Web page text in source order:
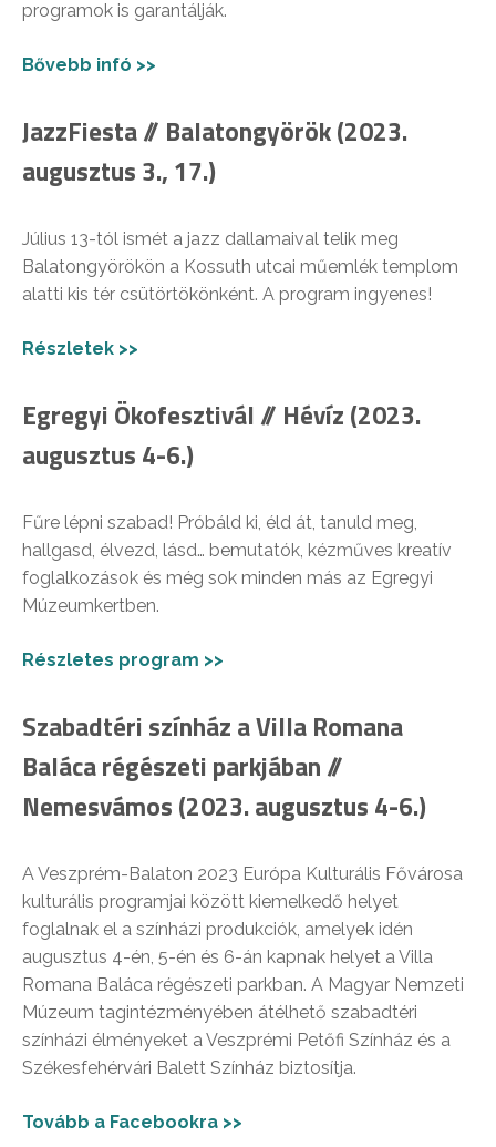
programok is garantálják.
Bővebb infó >>
JazzFiesta // Balatongyörök (2023.
augusztus 3., 17.)
Július 13-tól ismét a jazz dallamaival telik meg
Balatongyörökön a Kossuth utcai műemlék templom
alatti kis tér csütörtökönként. A program ingyenes!
Részletek >>
Egregyi Ökofesztivál // Hévíz (2023.
augusztus 4-6.)
Fűre lépni szabad! Próbáld ki, éld át, tanuld meg,
hallgasd, élvezd, lásd… bemutatók, kézműves kreatív
foglalkozások és még sok minden más az Egregyi
Múzeumkertben.
Részletes program >>
Szabadtéri színház a Villa Romana
Baláca régészeti parkjában //
Nemesvámos (2023. augusztus 4-6.)
A Veszprém-Balaton 2023 Európa Kulturális Fővárosa
kulturális programjai között kiemelkedő helyet
foglalnak el a színházi produkciók, amelyek idén
augusztus 4-én, 5-én és 6-án kapnak helyet a Villa
Romana Baláca régészeti parkban. A Magyar Nemzeti
Múzeum tagintézményében átélhető szabadtéri
színházi élményeket a Veszprémi Petőfi Színház és a
Székesfehérvári Balett Színház biztosítja.
Tovább a Facebookra >>